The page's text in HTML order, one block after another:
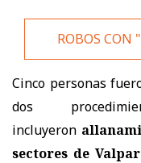
ROBOS CON
Cinco personas
dos
incluyeron
sectores de